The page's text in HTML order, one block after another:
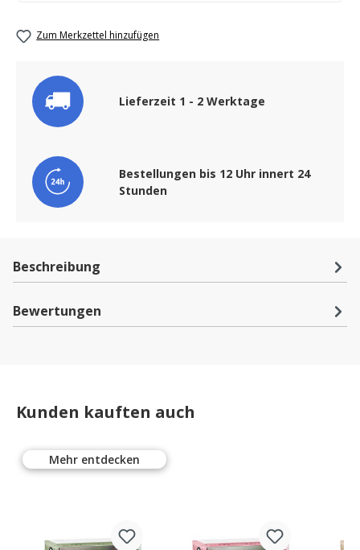
Zum Merkzettel hinzufügen
Lieferzeit 1 - 2 Werktage
Bestellungen bis 12 Uhr innert 24
Stunden
Beschreibung
Bewertungen
Kunden kauften auch
Mehr entdecken